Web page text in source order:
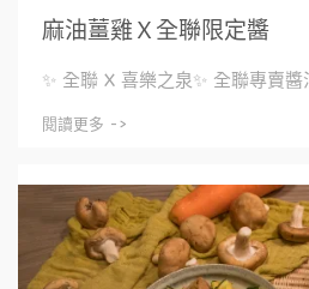
麻油薑雞Ｘ全聯限定醬
✨ 全聯 X 喜樂之泉✨ 全聯專賣
閱讀更多 ->